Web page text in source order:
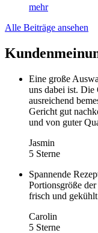
mehr
Alle Beiträge ansehen
Eine große
uns dabei ist. Die
ausreichend
Gericht gut
und von guter
Jasmin
5 Sterne
Spannende
Portionsgröße
frisch und
Carolin
5 Sterne